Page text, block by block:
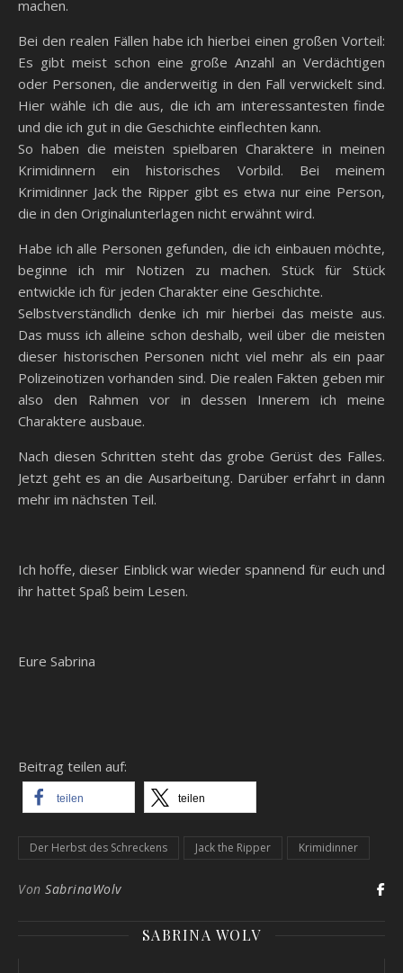
machen.
Bei den realen Fällen habe ich hierbei einen großen Vorteil:
Es gibt meist schon eine große Anzahl an Verdächtigen
oder Personen, die anderweitig in den Fall verwickelt sind.
Hier wähle ich die aus, die ich am interessantesten finde
und die ich gut in die Geschichte einflechten kann.
So haben die meisten spielbaren Charaktere in meinen
Krimidinnern ein historisches Vorbild. Bei meinem
Krimidinner Jack the Ripper gibt es etwa nur eine Person,
die in den Originalunterlagen nicht erwähnt wird.
Habe ich alle Personen gefunden, die ich einbauen möchte,
beginne ich mir Notizen zu machen. Stück für Stück
entwickle ich für jeden Charakter eine Geschichte.
Selbstverständlich denke ich mir hierbei das meiste aus.
Das muss ich alleine schon deshalb, weil über die meisten
dieser historischen Personen nicht viel mehr als ein paar
Polizeinotizen vorhanden sind. Die realen Fakten geben mir
also den Rahmen vor in dessen Innerem ich meine
Charaktere ausbaue.
Nach diesen Schritten steht das grobe Gerüst des Falles.
Jetzt geht es an die Ausarbeitung. Darüber erfahrt in dann
mehr im nächsten Teil.
Ich hoffe, dieser Einblick war wieder spannend für euch und
ihr hattet Spaß beim Lesen.
Eure Sabrina
Beitrag teilen auf:
teilen teilen
Der Herbst des Schreckens Jack the Ripper Krimidinner
Von SabrinaWolv
SABRINA WOLV